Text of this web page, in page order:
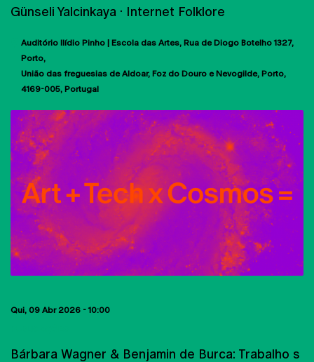
Günseli Yalcinkaya · Internet Folklore
Auditório Ilídio Pinho | Escola das Artes Rua de Diogo Botelho 1327
Porto
União das freguesias de Aldoar, Foz do Douro e Nevogilde, Porto
4169-005 Portugal
Qui, 09 Abr 2026 - 10:00
Bárbara Wagner & Benjamin de Burca: Trabalho s